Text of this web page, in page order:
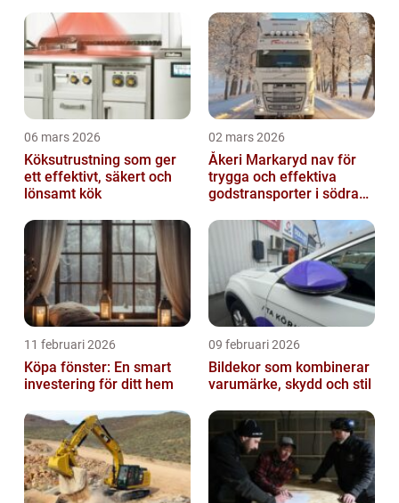
06 mars 2026
Köksutrustning som ger
ett effektivt, säkert och
lönsamt kök
02 mars 2026
Åkeri Markaryd nav för
trygga och effektiva
godstransporter i södra
11 februari 2026
Köpa fönster: En smart
investering för ditt hem
09 februari 2026
Bildekor som kombinerar
varumärke, skydd och stil